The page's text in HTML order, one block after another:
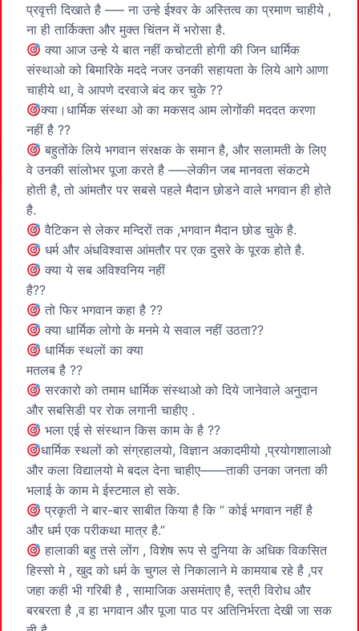
प्रवृत्ती दिखाते है —– ना उन्हे ईश्वर के अस्तित्व का प्रमाण चाहीये ,
ना ही तार्किक्ता और मुक्त चिंतन में भरोसा है.
क्या आज उन्हे ये बात नहीं कचोटती होगी की जिन धार्मिक
संस्थाओ को बिमारिके मददे नजर उनकी सहायता के लिये आगे आणा
चाहीये था, वे आपणे दरवाजे बंद कर चुके ??
क्या।धार्मिक संस्था ओ का मकसद आम लोगोंकी मददत करणा
नहीं है ??
बहुतोंके लिये भगवान संरक्षक के समान है, और सलामती के लिए
वे उनकी सांलोभर पूजा करते है —–लेकीन जब मानवता संकटमे
होती है, तो आंमतौर पर सबसे पहले मैदान छोडने वाले भगवान ही होते
है.
वैटिकन से लेकर मन्दिरों तक ,भगवान मैदान छोड चुके है.
धर्म और अंधविश्वास आंमतौर पर एक दुसरे के पूरक होते है.
क्या ये सब अविश्वनिय नहीं
है??
तो फिर भगवान कहा है ??
क्या धार्मिक लोगो के मनमे ये सवाल नहीं उठता??
धार्मिक स्थलों का क्या
मतलब है ??
सरकारो को तमाम धार्मिक संस्थाओ को दिये जानेवाले अनुदान
और सबसिडी पर रोक लगानी चाहीए .
भला एई से संस्थान किस काम के है ??
धार्मिक स्थलों को संग्रहालयो, विज्ञान अकादमीयो ,प्रयोगशालाओ
और कला विद्यालयो मे बदल देना चाहीए——ताकी उनका जनता की
भलाई के काम मे ईस्टमाल हो सके.
प्रकृती ने बार-बार साबीत किया है कि ” कोई भगवान नहीं है
और धर्म एक परीकथा मात्र है.”
हालाकी बहु तसे लोंग , विशेष रूप से दुनिया के अधिक विकसित
हिस्सो मे , खुद को धर्म के चुगल से निकालाने मे कामयाब रहे है ,पर
जहा कही भी गरिबी है , सामाजिक असमंताए है, स्त्री विरोध और
बरबरता है ,व हा भगवान और पूजा पाठ पर अतिनिर्भरता देखी जा सक